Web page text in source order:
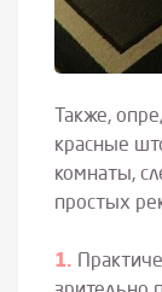
Также,
красные
комнаты,
простых